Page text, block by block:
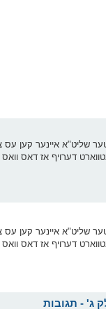
איינער קען עס
דערויף אז דאס
איינער קען עס
דערויף אז דאס